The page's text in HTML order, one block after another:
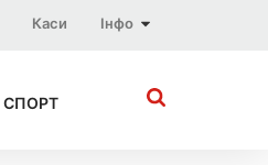
Інфо
Каси
СПОРТ